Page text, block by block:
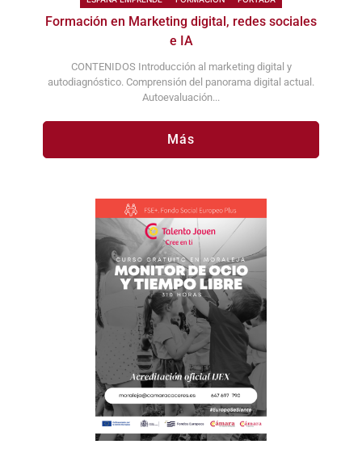
ESPAÑA EMPRENDE FORMACIÓN PORTADA
Formación en Marketing digital, redes sociales
e IA
CONTENIDOS Introducción al marketing digital y
autodiagnóstico. Comprensión del panorama digital actual.
Autoevaluación...
Más